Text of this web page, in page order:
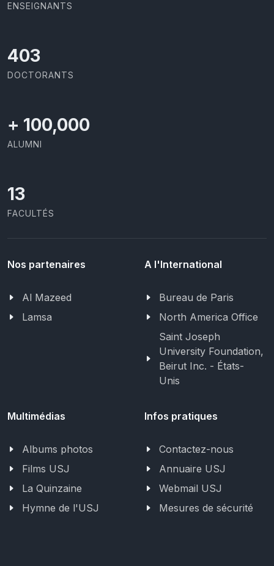
ENSEIGNANTS
426
DOCTORANTS
+ 100,000
ALUMNI
13
FACULTÉS
Nos partenaires
Al Mazeed
Lamsa
A l'International
Bureau de Paris
North America Office
Saint Joseph
University Foundation,
Beirut Inc. - États-
Unis
Multimédias
Albums photos
Films USJ
La Quinzaine
Hymne de l'USJ
Infos pratiques
Contactez-nous
Annuaire USJ
Webmail USJ
Mesures de sécurité